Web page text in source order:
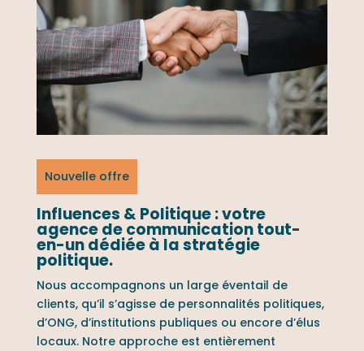
Nouvelle offre
Influences & Politique : votre
agence de communication tout-
en-un dédiée à la stratégie
politique.
Nous accompagnons un large éventail de
clients, qu’il s’agisse de personnalités politiques,
d’ONG, d’institutions publiques ou encore d’élus
locaux. Notre approche est entièrement